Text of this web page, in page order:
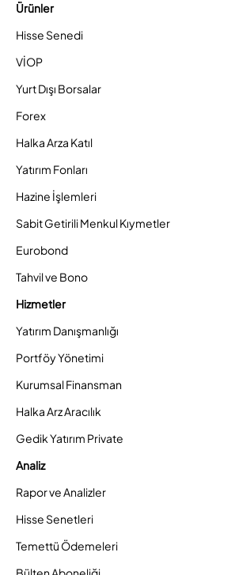
Ürünler
Hisse Senedi
VİOP
Yurt Dışı Borsalar
Forex
Halka Arza Katıl
Yatırım Fonları
Hazine İşlemleri
Sabit Getirili Menkul Kıymetler
Eurobond
Tahvil ve Bono
Hizmetler
Yatırım Danışmanlığı
Portföy Yönetimi
Kurumsal Finansman
Halka Arz Aracılık
Gedik Yatırım Private
Analiz
Rapor ve Analizler
Hisse Senetleri
Temettü Ödemeleri